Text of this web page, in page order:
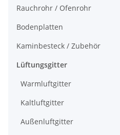
Rauchrohr / Ofenrohr
Bodenplatten
Kaminbesteck / Zubehör
Lüftungsgitter
Warmluftgitter
Kaltluftgitter
Außenluftgitter